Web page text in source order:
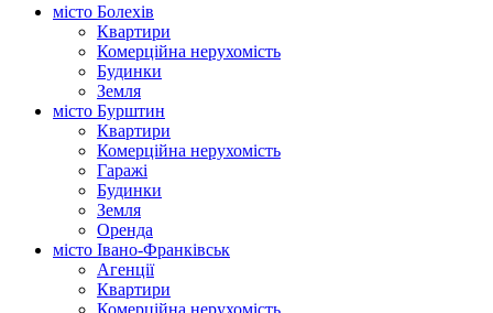
місто Болехів
Квартири
Комерційна нерухомість
Будинки
Земля
місто Бурштин
Квартири
Комерційна нерухомість
Гаражі
Будинки
Земля
Оренда
місто Івано-Франківськ
Агенції
Квартири
Комерційна нерухомість